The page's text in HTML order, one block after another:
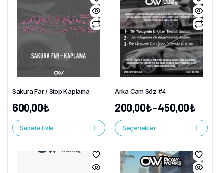
Sakura Far / Stop Kaplama
600,00₺
Sepete Ekle
Arka Cam Söz #4
200,00₺–450,00₺
Seçenekler